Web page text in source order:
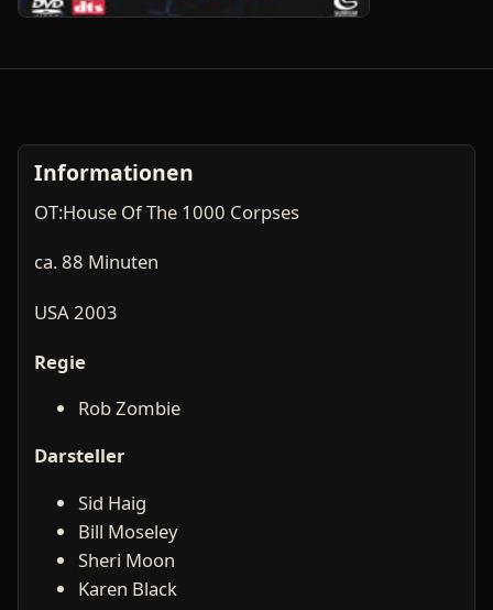
Informationen
OT:House Of The 1000 Corpses
ca. 88 Minuten
USA 2003
Regie
Rob Zombie
Darsteller
Sid Haig
Bill Moseley
Sheri Moon
Karen Black